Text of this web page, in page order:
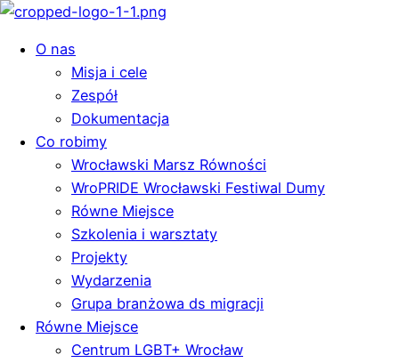
O nas
Misja i cele
Zespół
Dokumentacja
Co robimy
Wrocławski Marsz Równości
WroPRIDE Wrocławski Festiwal Dumy
Równe Miejsce
Szkolenia i warsztaty
Projekty
Wydarzenia
Grupa branżowa ds migracji
Równe Miejsce
Centrum LGBT+ Wrocław